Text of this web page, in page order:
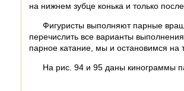
на нижнем зубце конька и только
Фигуристы выполняют парные
перечислить все варианты
парное катание, мы и остановимся на
На рис. 94 и 95 даны кинограммы